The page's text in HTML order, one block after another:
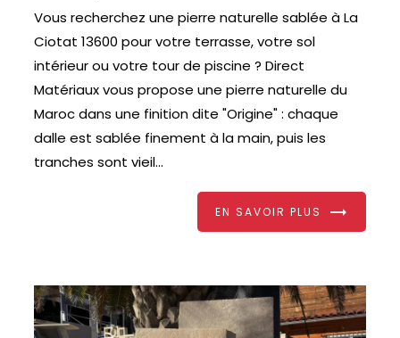
Vous recherchez une pierre naturelle sablée à La
Ciotat 13600 pour votre terrasse, votre sol
intérieur ou votre tour de piscine ? Direct
Matériaux vous propose une pierre naturelle du
Maroc dans une finition dite "Origine" : chaque
dalle est sablée finement à la main, puis les
tranches sont vieil...
EN SAVOIR PLUS